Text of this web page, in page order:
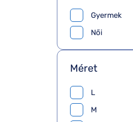
Méret
L
M
Gyermek
Női